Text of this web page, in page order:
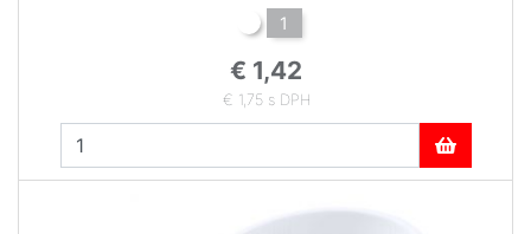
1
€ 1,42
€ 1,75 s DPH